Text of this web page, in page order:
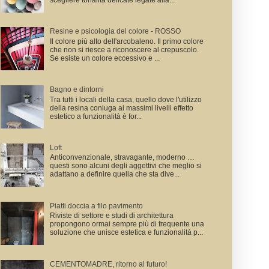
Resine e psicologia del colore - ROSSO
Il colore più alto dell'arcobaleno. Il primo colore
che non si riesce a riconoscere al crepuscolo.
Se esiste un colore eccessivo e ...
Bagno e dintorni
Tra tutti i locali della casa, quello dove l'utilizzo
della resina coniuga ai massimi livelli effetto
estetico a funzionalità è for...
Loft
Anticonvenzionale, stravagante, moderno …
questi sono alcuni degli aggettivi che meglio si
adattano a definire quella che sta dive...
Piatti doccia a filo pavimento
Riviste di settore e studi di architettura
propongono ormai sempre più di frequente una
soluzione che unisce estetica e funzionalità p...
CEMENTOMADRE, ritorno al futuro!